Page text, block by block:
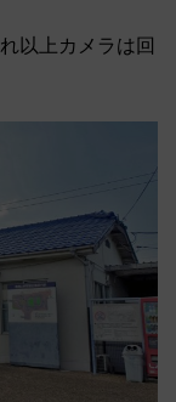
以上カメラは回